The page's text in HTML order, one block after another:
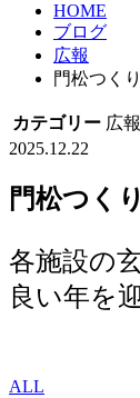
HOME
ブログ
広報
門松つくり
カテゴリー 広報
2025.12.22
門松つくり
各施設の
良い年を
ALL